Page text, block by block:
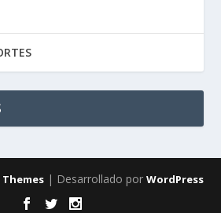
| Desarrollado por WordPress